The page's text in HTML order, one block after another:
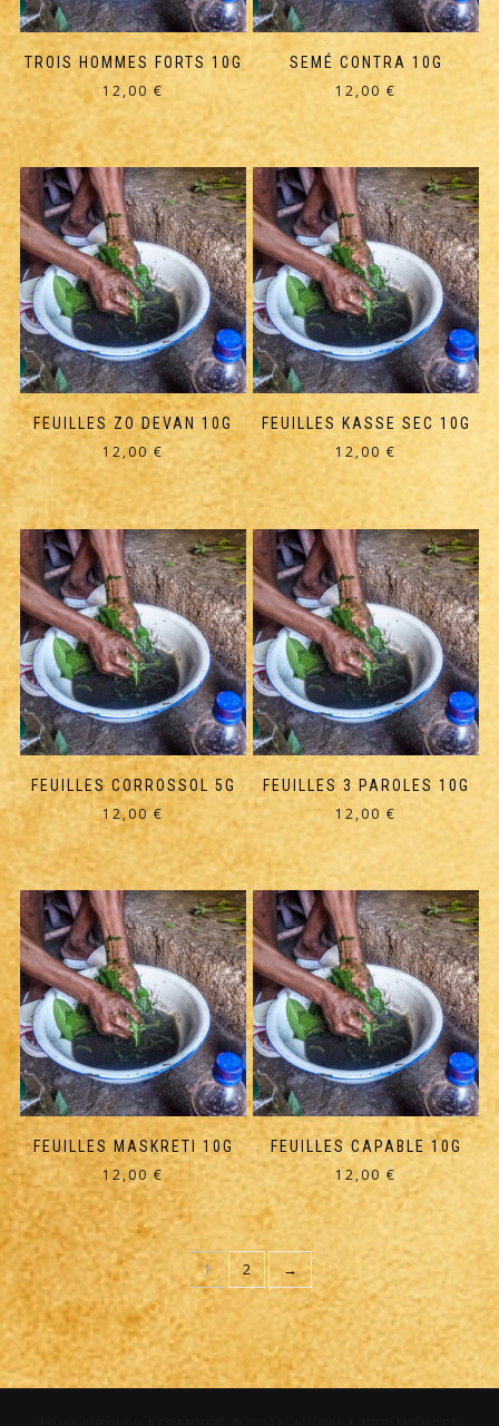
TROIS HOMMES FORTS 10G
12,00€
SEMÉ CONTRA 10G
12,00€
FEUILLES ZO DEVAN 10G
12,00€
FEUILLES KASSE SEC 10G
12,00 €
FEUILLES CORROSSOL 5G
12,00€
FEUILLES 3 PAROLES 10G
12,00 €
FEUILLES MASKRETI 10G
12,00 €
FEUILLES CAPABLE 10G
12,00 €
1 2 →